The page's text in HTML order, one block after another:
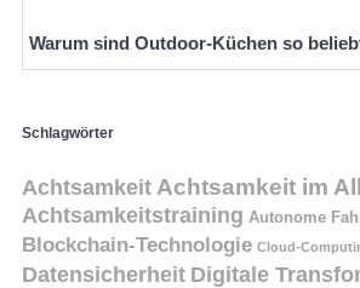
Warum sind Outdoor-Küchen so
Schlagwörter
Achtsamkeit Achtsamkeit im
Achtsamkeitstraining Autonome
Blockchain-Technologie Cloud-
Datensicherheit Digitale